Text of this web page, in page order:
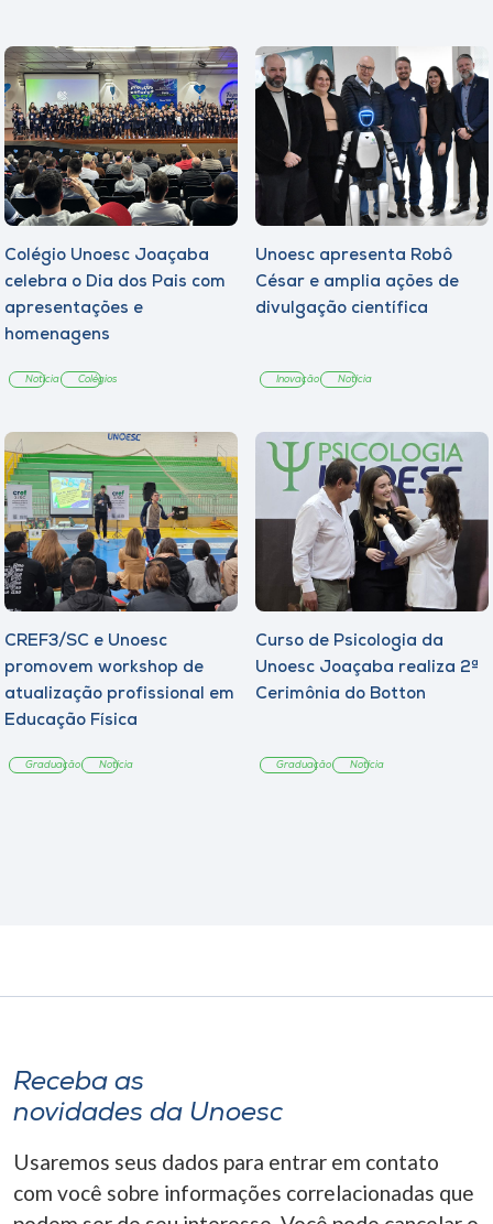
Colégio Unoesc Joaçaba
celebra o Dia dos Pais com
apresentações e
homenagens
Notícia Colégios
Unoesc apresenta Robô
César e amplia ações de
divulgação científica
Inovação Notícia
CREF3/SC e Unoesc
promovem workshop de
atualização profissional em
Educação Física
Graduação Notícia
Curso de Psicologia da
Unoesc Joaçaba realiza 2ª
Cerimônia do Botton
Graduação Notícia
Receba as
novidades da Unoesc
Usaremos seus dados para entrar em contato
com você sobre informações correlacionadas que